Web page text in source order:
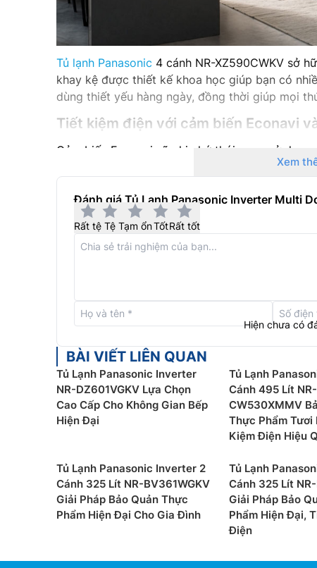
Tủ lạnh Panasonic 4 cánh NR-XZ590CWKV sở
khay kệ được thiết kế khoa học giúp bạn có
dùng thiết yếu hàng ngày, đồng thời giúp mọi
Tiết kiệm điện với cảm biến Econavi
Cảm biến Econavi sẽ ghi nhớ thói quen sử
phù hợp giúp tiết kiệm 10% điện năng. Kết hợp
êm ái và ổn định đồng thời tiết kiệm thêm 40%
Đông mềm thịt và cá ở nhiệt độ chuẩn
NR-XZ590CWKV
gian lên tới 7 ngày. Ở nhiệt độ này, bạn sẽ
Xem
Đánh giá Tủ Lạnh Panasonic Inverter Multi
Rất tệ Tệ Tạm ổnTốtRất tốt
Hiện chưa có
BÀI VIẾT LIÊN QUAN
Tủ Lạnh Panasonic Inverter
NR-DZ601VGKV Lựa Chọn
Cao Cấp Cho Không Gian Bếp
Hiện Đại
Tủ Lạnh
Cánh 495 Lít NR-
CW530XMMV
Thực Phẩm Tươi
Kiệm Điện Hiệu
Tủ Lạnh Panasonic Inverter 2
Cánh 325 Lít NR-BV361WGKV
Giải Pháp Bảo Quản Thực
Phẩm Hiện Đại Cho Gia Đình
Tủ Lạnh
Cánh 325 Lít
Giải Pháp Bảo
Phẩm Hiện Đại,
Điện